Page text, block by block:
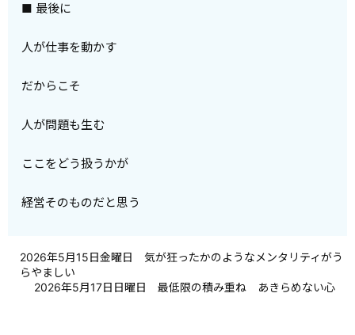
■ 最後に
人が仕事を動かす
だからこそ
人が問題も生む
ここをどう扱うかが
経営そのものだと思う
2026年5月15日金曜日 気が狂ったかのようなメンタリティがう
らやましい
2026年5月17日日曜日 最低限の積み重ね あきらめない心